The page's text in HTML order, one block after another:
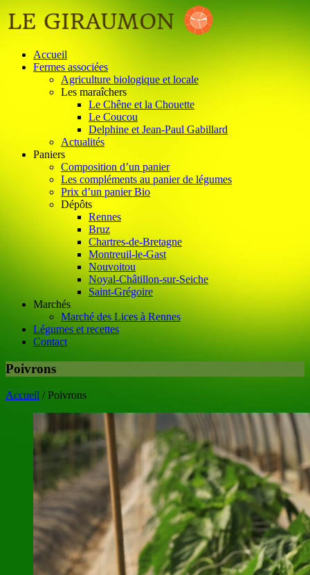
Accueil
Fermes associées
Agriculture biologique et locale
Les maraîchers
Le Chêne et la Chouette
Le Coucou
Delphine et Jean-Paul Gabillard
Actualités
Paniers
Composition d’un panier
Les compléments au panier de légumes
Prix d’un panier Bio
Dépôts
Rennes
Bruz
Chartres-de-Bretagne
Montreuil-le-Gast
Nouvoitou
Noyal-Châtillon-sur-Seiche
Saint-Grégoire
Marchés
Marché des Lices à Rennes
Légumes et recettes
Contact
Poivrons
Accueil /Poivrons